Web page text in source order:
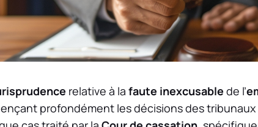
relative à la faute inexcusable de l’
profondément les décisions des tribunaux